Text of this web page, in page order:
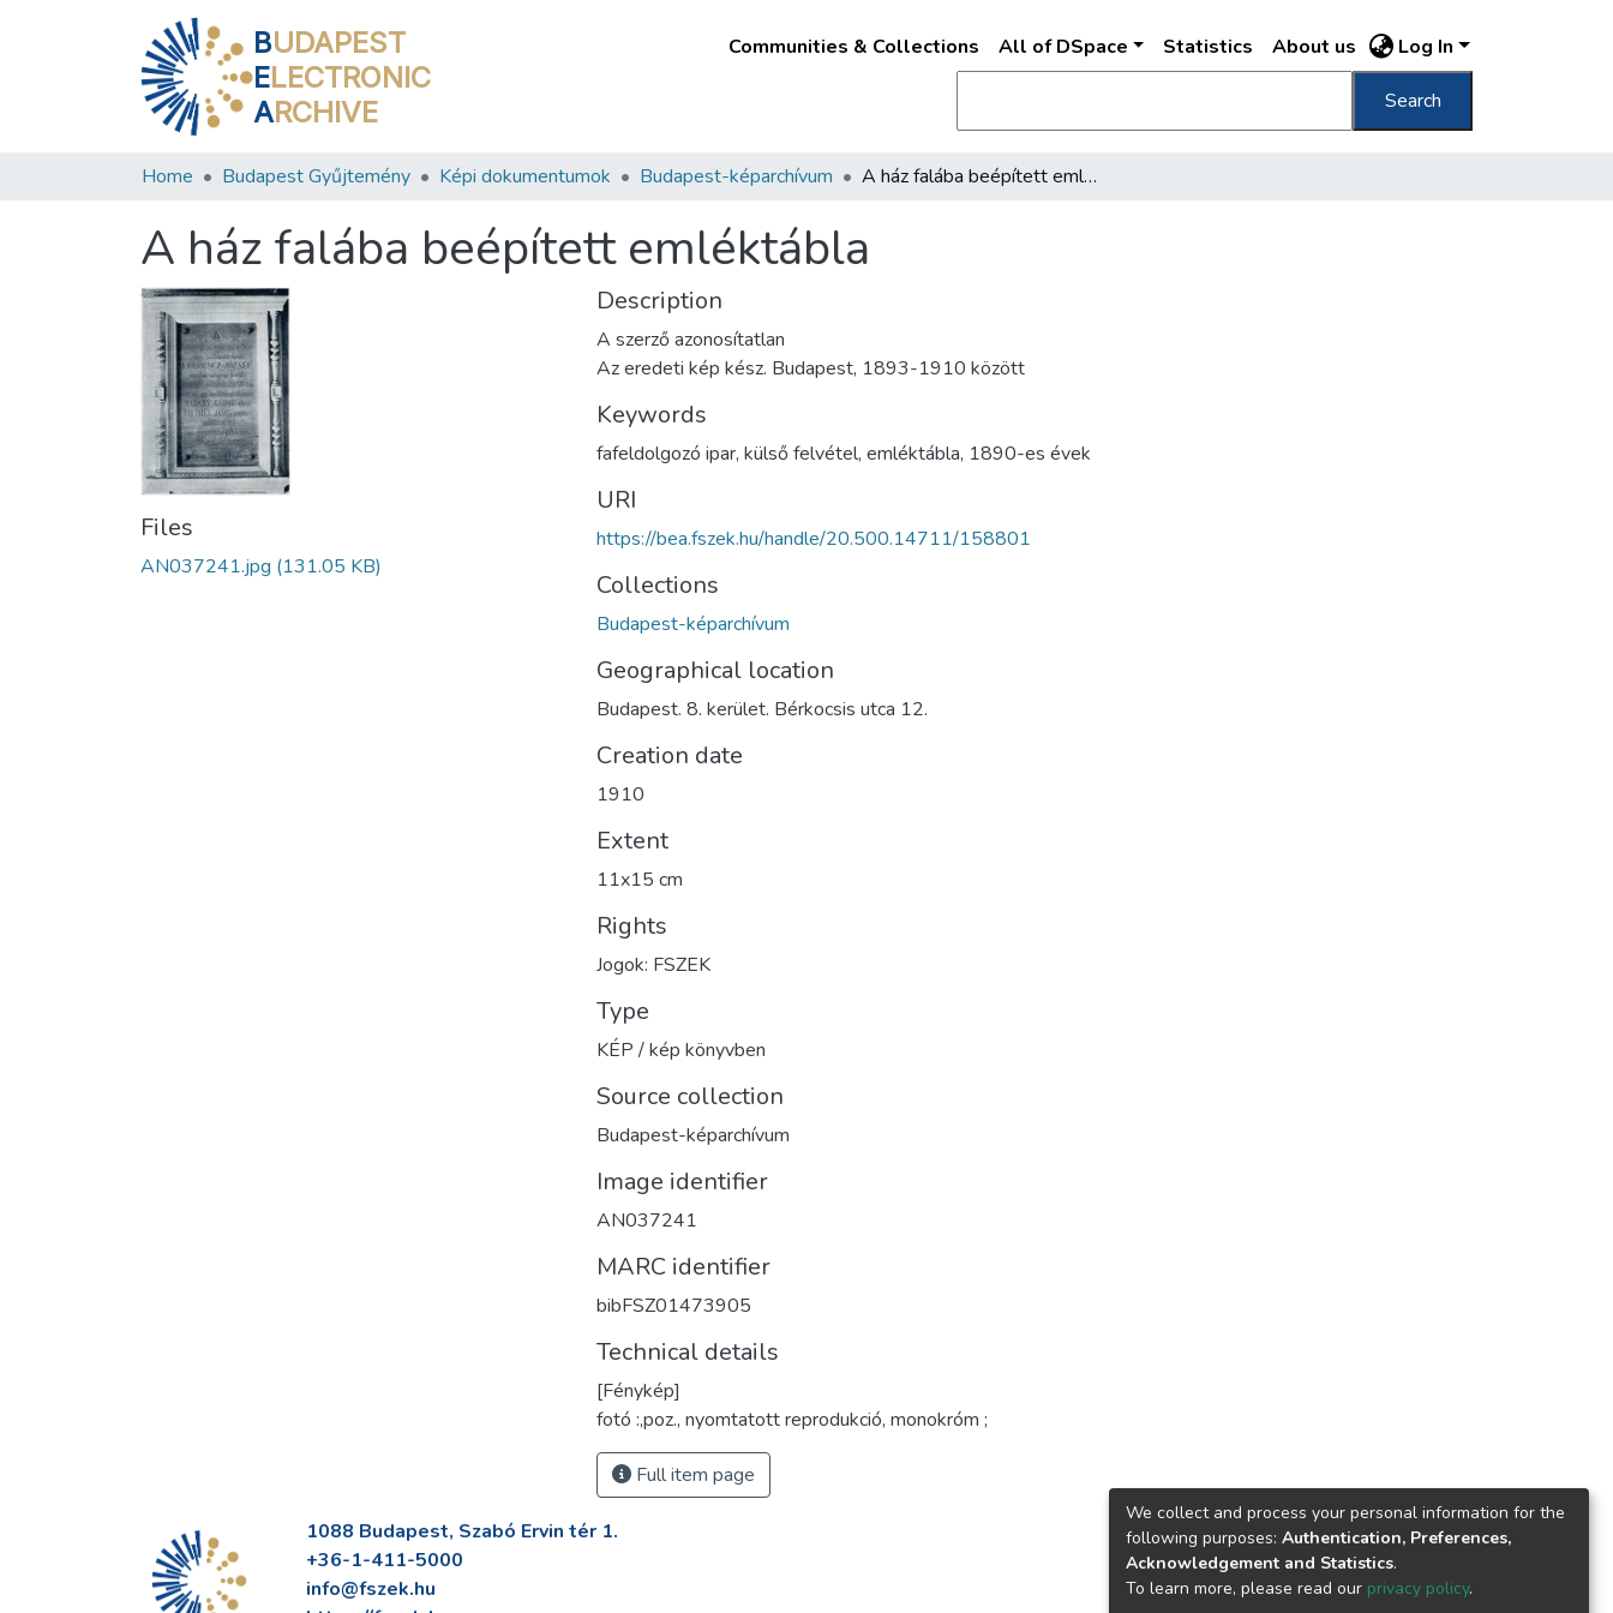
BUDAPEST
ELECTRONIC
ARCHIVE
Communities & Collections All of DSpace Statistics About us Log In
Search
Home Budapest Gyűjtemény Képi dokumentumok Budapest-képarchívum A ház falába beépített emléktábla
A ház falába beépített emléktábla
Files
AN037241.jpg (131.05 KB)
Description
A szerző azonosítatlan
Az eredeti kép kész. Budapest, 1893-1910 között
Keywords
fafeldolgozó ipar, külső felvétel, emléktábla, 1890-es évek
URI
https://bea.fszek.hu/handle/20.500.14711/158801
Collections
Budapest-képarchívum
Geographical location
Budapest. 8. kerület. Bérkocsis utca 12.
Creation date
1910
Extent
11x15 cm
Rights
Jogok: FSZEK
Type
KÉP / kép könyvben
Source collection
Budapest-képarchívum
Image identifier
AN037241
MARC identifier
bibFSZ01473905
Technical details
[Fénykép]
fotó :,poz., nyomtatott reprodukció, monokróm ;
Full item page
1088 Budapest, Szabó Ervin tér 1.
+36-1-411-5000
info@fszek.hu
We collect and process your personal information for the
following purposes: Authentication, Preferences,
Acknowledgement and Statistics.
To learn more, please read our privacy policy.